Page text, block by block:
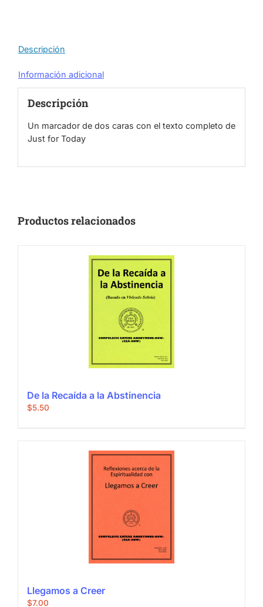
Descripción
Información adicional
Descripción
Un marcador de dos caras con el texto completo de
Just for Today
Productos relacionados
De la Recaída a la Abstinencia
$5.50
Llegamos a Creer
$7.00